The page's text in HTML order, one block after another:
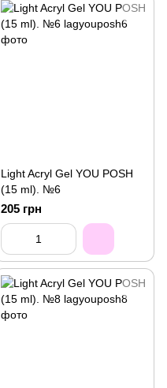
Light Acryl Gel YOU POSH
(15 ml). №6
205 грн